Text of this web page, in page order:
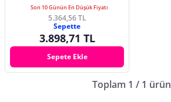
Son 10 Günün En Düşük Fiyatı
5.364,56 TL
Sepette
3.898,71 TL
Sepete Ekle
Toplam 1 / 1 ürün